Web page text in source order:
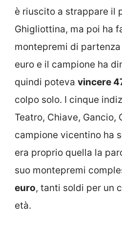
è riuscito a strappare il
Ghigliottina, ma poi ha
montepremi di
euro e il campione ha
quindi poteva vincere
colpo solo. I cinque
Teatro, Chiave, Gancio,
campione vicentino ha
era proprio quella la
suo montepremi
euro, tanti soldi per un
età.